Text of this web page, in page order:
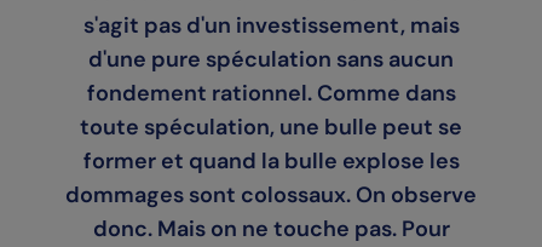
s'agit pas d'un investissement, mais
d'une pure spéculation sans aucun
fondement rationnel. Comme dans
toute spéculation, une bulle peut se
former et quand la bulle explose les
dommages sont colossaux. On observe
donc. Mais on ne touche pas. Pour